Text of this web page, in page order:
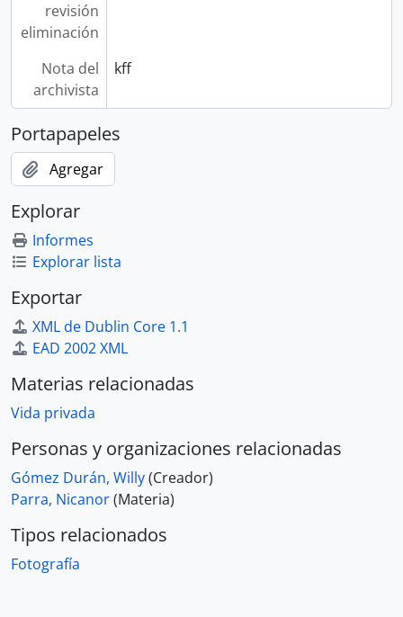
revisión
eliminación
Nota del
archivista
kff
Portapapeles
Agregar
Explorar
Informes
Explorar lista
Exportar
XML de Dublin Core 1.1
EAD 2002 XML
Materias relacionadas
Vida privada
Personas y organizaciones relacionadas
Gómez Durán, Willy(Creador)
Parra, Nicanor(Materia)
Tipos relacionados
Fotografía